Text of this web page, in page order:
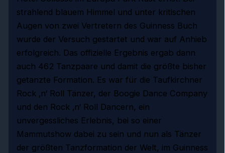
strahlend blauem Himmel und unter kritischen
Augen von zwei Vertretern des Guinness Buch
wurde der Versuch gestartet und war auf Anhieb
erfolgreich. Das offizielle Ergebnis ergab dann
auch 462 Tanzpaare und damit die größte bisher
getanzte Formation. Es war für die Taufkirchner
Rock ‚n‘ Roll Tänzer, der Boogie Dance Company
und den Rock ‚n‘ Roll Dancern, ein
unvergessliches Erlebnis, bei so einer
Mammutshow dabei zu sein und nun als Tänzer
der größten Tanzformation der Welt, im Guinness